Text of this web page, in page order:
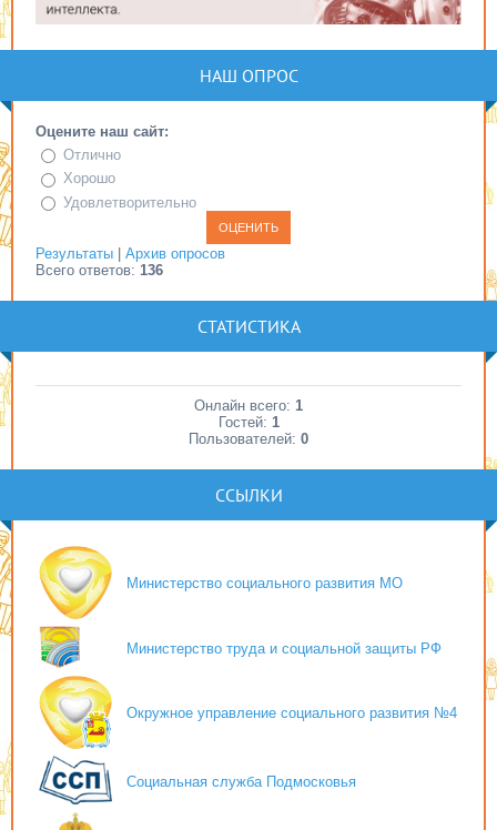
НАШ ОПРОС
Оцените наш сайт:
Отлично
Хорошо
Удовлетворительно
Результаты
Архив опросов
Всего ответов: 136
СТАТИСТИКА
Онлайн всего: 1
Гостей: 1
Пользователей: 0
ССЫЛКИ
Министерство социального развития МО
Министерство труда и социальной защиты РФ
Окружное управление социального развития №4
Социальная служба Подмосковья